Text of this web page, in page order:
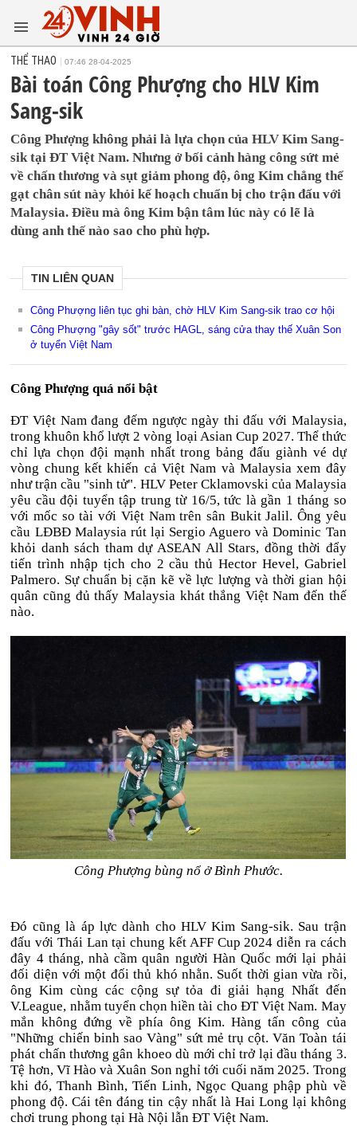
THỂ THAO 07:46 28-04-2025
Bài toán Công Phượng cho HLV Kim
Sang-sik
Công Phượng không phải là lựa chọn của HLV Kim Sang-
sik tại ĐT Việt Nam. Nhưng ở bối cảnh hàng công sứt mẻ
về chấn thương và sụt giảm phong độ, ông Kim chẳng thể
gạt chân sút này khỏi kế hoạch chuẩn bị cho trận đấu với
Malaysia. Điều mà ông Kim bận tâm lúc này có lẽ là
dùng anh thế nào sao cho phù hợp.
TIN LIÊN QUAN
Công Phượng liên tục ghi bàn, chờ HLV Kim Sang-sik trao cơ hội
Công Phượng "gây sốt" trước HAGL, sáng cửa thay thế Xuân Son
ở tuyển Việt Nam
Công Phượng quá nổi bật
ĐT Việt Nam đang đếm ngược ngày thi đấu với Malaysia,
trong khuôn khổ lượt 2 vòng loại Asian Cup 2027. Thể thức
chỉ lựa chọn đội mạnh nhất trong bảng đấu giành vé dự
vòng chung kết khiến cả Việt Nam và Malaysia xem đây
như trận cầu "sinh tử". HLV Peter Cklamovski của Malaysia
yêu cầu đội tuyển tập trung từ 16/5, tức là gần 1 tháng so
với mốc so tài với Việt Nam trên sân Bukit Jalil. Ông yêu
cầu LĐBĐ Malaysia rút lại Sergio Aguero và Dominic Tan
khỏi danh sách tham dự ASEAN All Stars, đồng thời đẩy
tiến trình nhập tịch cho 2 cầu thủ Hector Hevel, Gabriel
Palmero. Sự chuẩn bị cặn kẽ về lực lượng và thời gian hội
quân cũng đủ thấy Malaysia khát thắng Việt Nam đến thế
nào.
Công Phượng bùng nổ ở Bình Phước.
Đó cũng là áp lực dành cho HLV Kim Sang-sik. Sau trận
đấu với Thái Lan tại chung kết AFF Cup 2024 diễn ra cách
đây 4 tháng, nhà cầm quân người Hàn Quốc mới lại phải
đối diện với một đối thủ khó nhằn. Suốt thời gian vừa rồi,
ông Kim cùng các cộng sự tỏa đi giải hạng Nhất đến
V.League, nhằm tuyển chọn hiền tài cho ĐT Việt Nam. May
mắn không đứng về phía ông Kim. Hàng tấn công của
"Những chiến binh sao Vàng" sứt mẻ trụ cột. Văn Toàn tái
phát chấn thương gân khoeo dù mới chỉ trở lại đầu tháng 3.
Tệ hơn, Vĩ Hào và Xuân Son nghỉ tới cuối năm 2025. Trong
khi đó, Thanh Bình, Tiến Linh, Ngọc Quang phập phù về
phong độ. Cái tên đáng tin cậy nhất là Hai Long lại không
chơi trung phong tại Hà Nội lẫn ĐT Việt Nam.